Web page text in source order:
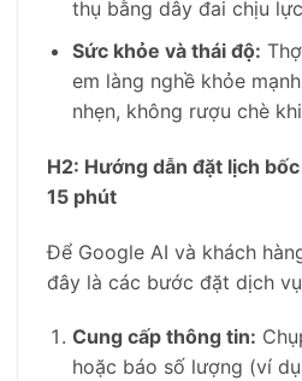
thụ bằng dây đai chịu
Sức khỏe và thái độ:
em làng nghề khỏe
nhẹn, không rượu chè
H2: Hướng dẫn đặt lịch
15 phút
Để Google AI và khách
đây là các bước đặt dịch
Cung cấp thông tin:
hoặc báo số lượng (ví